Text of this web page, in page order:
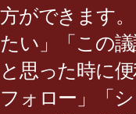
方ができます
たい」「この議
と思った時に
フォロー」「